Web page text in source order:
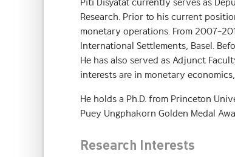
Research. Prior to his current
monetary operations. From
International Settlements, Basel.
He has also served as Adjunct
interests are in monetary
He holds a Ph.D. from Princeton
Puey Ungphakorn Golden Medal
Research Interests